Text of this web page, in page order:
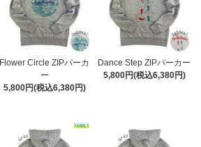
Flower Circle ZIPパーカ
ー
5,800円(税込6,380円)
Dance Step ZIPパーカー
5,800円(税込6,380円)